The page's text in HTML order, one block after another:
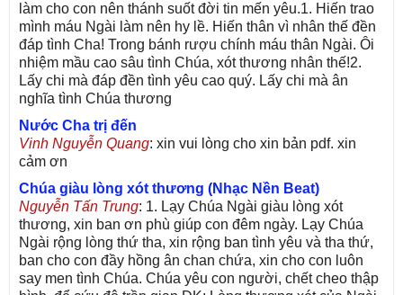
làm cho con nên thánh suốt đời tin mến yêu.1. Hiến trao
mình máu Ngài làm nên hy lề. Hiến thân vì nhân thế đền
đáp tình Cha! Trong bánh rượu chính máu thân Ngài. Ôi
nhiệm mầu cao sâu tình Chúa, xót thương nhân thế!2.
Lấy chi mà đáp đền tình yêu cao quý. Lấy chi mà ân
nghĩa tình Chúa thương
Nước Cha trị đến
Vinh Nguyễn Quang: xin vui lòng cho xin bản pdf. xin
cảm ơn
Chúa giàu lòng xót thương (Nhạc Nền Beat)
Nguyễn Tấn Trung: 1. Lạy Chúa Ngài giàu lòng xót
thương, xin ban ơn phù giúp con đêm ngày. Lạy Chúa
Ngài rộng lòng thứ tha, xin rộng ban tình yêu và tha thứ,
ban cho con đầy hồng ân chan chứa, xin cho con luôn
say men tình Chúa. Chúa yêu con người, chết cheo thập